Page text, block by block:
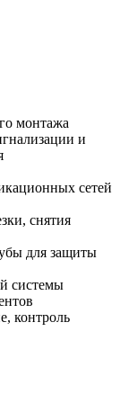
монтажа
и
сетей
снятия
для защиты
системы
контроль